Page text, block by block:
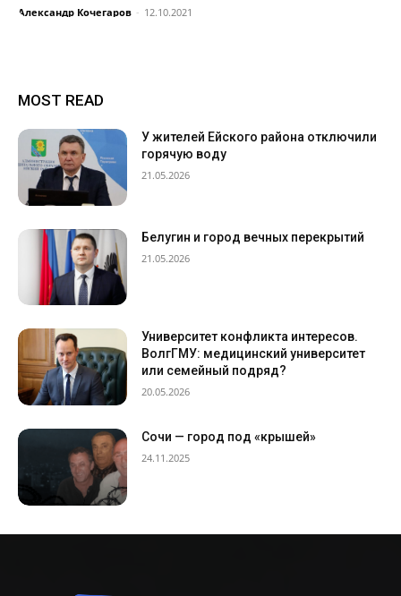
Александр Кочегаров - 12.10.2021
MOST READ
У жителей Ейского района отключили
горячую воду
21.05.2026
Белугин и город вечных перекрытий
21.05.2026
Университет конфликта интересов.
ВолгГМУ: медицинский университет
или семейный подряд?
20.05.2026
Сочи — город под «крышей»
24.11.2025